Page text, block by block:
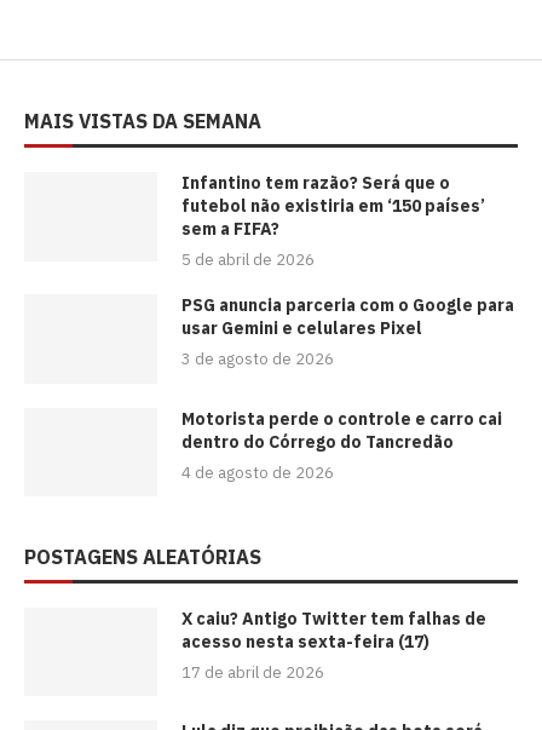
MAIS VISTAS DA SEMANA
⁠Infantino tem razão? Será que o
futebol não existiria em ‘150 países’
sem a FIFA?
5 de abril de 2026
PSG anuncia parceria com o Google para
usar Gemini e celulares Pixel
3 de agosto de 2026
Motorista perde o controle e carro cai
dentro do Córrego do Tancredão
4 de agosto de 2026
POSTAGENS ALEATÓRIAS
X caiu? Antigo Twitter tem falhas de
acesso nesta sexta-feira (17)
17 de abril de 2026